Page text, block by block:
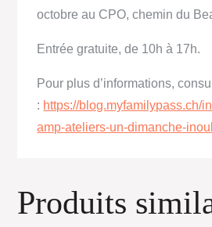
octobre au CPO, chemin du
Entrée gratuite, de 10h à 17h.
Pour plus d’informations,
: https://blog.myfamilypass.ch/
amp-ateliers-un-dimanche-
Produits